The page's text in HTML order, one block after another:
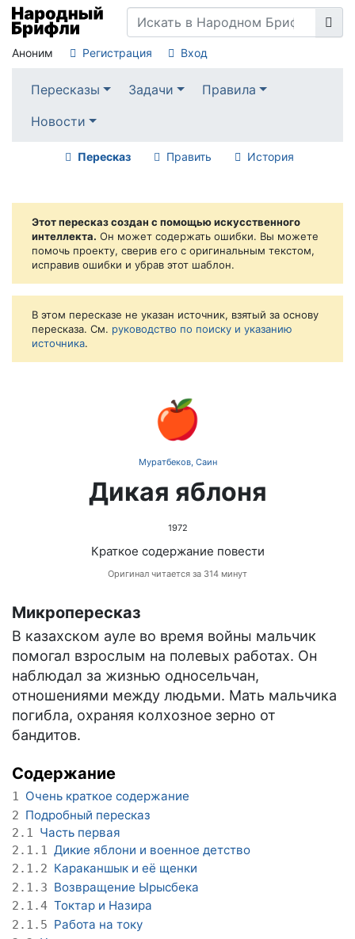
Аноним Регистрация Вход
Пересказы Задачи
Правила
Новости
Пересказ Править История
Этот пересказ создан с помощью искусственного
интеллекта. Он может содержать ошибки. Вы можете
помочь проекту, сверив его с оригинальным текстом,
исправив ошибки и убрав этот шаблон.
В этом пересказе не указан источник, взятый за основу
пересказа. См. руководство по поиску и указанию
источника.
🍎
Муратбеков, Саин
Дикая яблоня
1972
Краткое содержание повести
Оригинал читается за 314 минут
Микропересказ
В казахском ауле во время войны мальчик
помогал взрослым на полевых работах. Он
наблюдал за жизнью односельчан,
отношениями между людьми. Мать мальчика
погибла, охраняя колхозное зерно от
бандитов.
Содержание
1 Очень краткое содержание
2 Подробный пересказ
2.1 Часть первая
2.1.1 Дикие яблони и военное детство
2.1.2 Караканшык и её щенки
2.1.3 Возвращение Ырысбека
2.1.4 Токтар и Назира
2.1.5 Работа на току